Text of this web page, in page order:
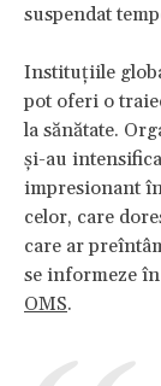
suspendat
Instituțiile
pot oferi o
la sănătate.
și-au
impresionant
celor, care
care ar
se informeze în
OMS.